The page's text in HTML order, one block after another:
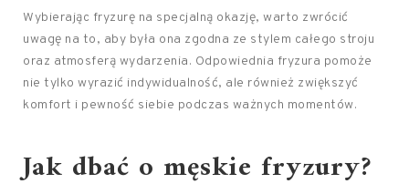
Wybierając fryzurę na specjalną okazję, warto zwrócić
uwagę na to, aby była ona zgodna ze stylem całego stroju
oraz atmosferą wydarzenia. Odpowiednia fryzura pomoże
nie tylko wyrazić indywidualność, ale również zwiększyć
komfort i pewność siebie podczas ważnych momentów.
Jak dbać o męskie fryzury?